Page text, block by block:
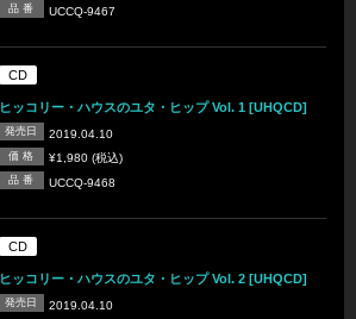
品 番 UCCQ-9467
CD
ヒッコリー・ハウスのユタ・ヒップ Vol. 1 [UHQCD]
発売日 2019.04.10
価 格 ¥1,980 (税込)
品 番 UCCQ-9468
CD
ヒッコリー・ハウスのユタ・ヒップ Vol. 2 [UHQCD]
発売日 2019.04.10